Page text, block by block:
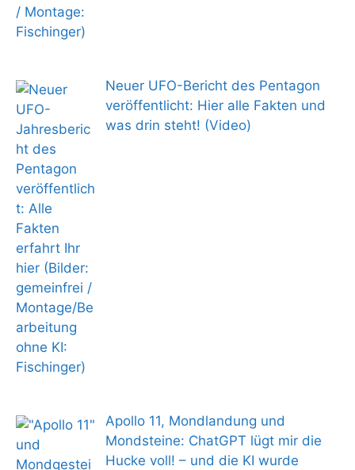
Neuer UFO-Bericht des Pentagon
veröffentlicht: Hier alle Fakten und
was drin steht! (Video)
Apollo 11, Mondlandung und
Mondsteine: ChatGPT lügt mir die
Hucke voll! – und die KI wurde